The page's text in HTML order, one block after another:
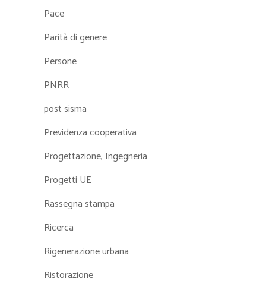
Pace
Parità di genere
Persone
PNRR
post sisma
Previdenza cooperativa
Progettazione, Ingegneria
Progetti UE
Rassegna stampa
Ricerca
Rigenerazione urbana
Ristorazione